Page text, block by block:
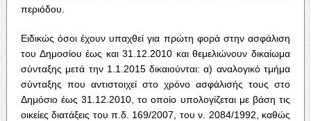
περιόδου.
Ειδικώς όσοι έχουν υπαχθεί για πρώτη φορά στην ασφάλιση
του Δημοσίου έως και 31.12.2010 και θεμελιώνουν δικαίωμα
σύνταξης μετά την 1.1.2015 δικαιούνται: α) αναλογικό τμήμα
σύνταξης που αντιστοιχεί στο χρόνο ασφάλισής τους στο
Δημόσιο έως 31.12.2010, το οποίο υπολογίζεται με βάση τις
οικείες διατάξεις του π.δ. 169/2007, του ν. 2084/1992, καθώς